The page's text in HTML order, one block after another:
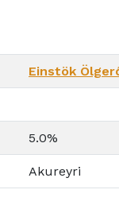
Einstök
5.0%
Akureyri